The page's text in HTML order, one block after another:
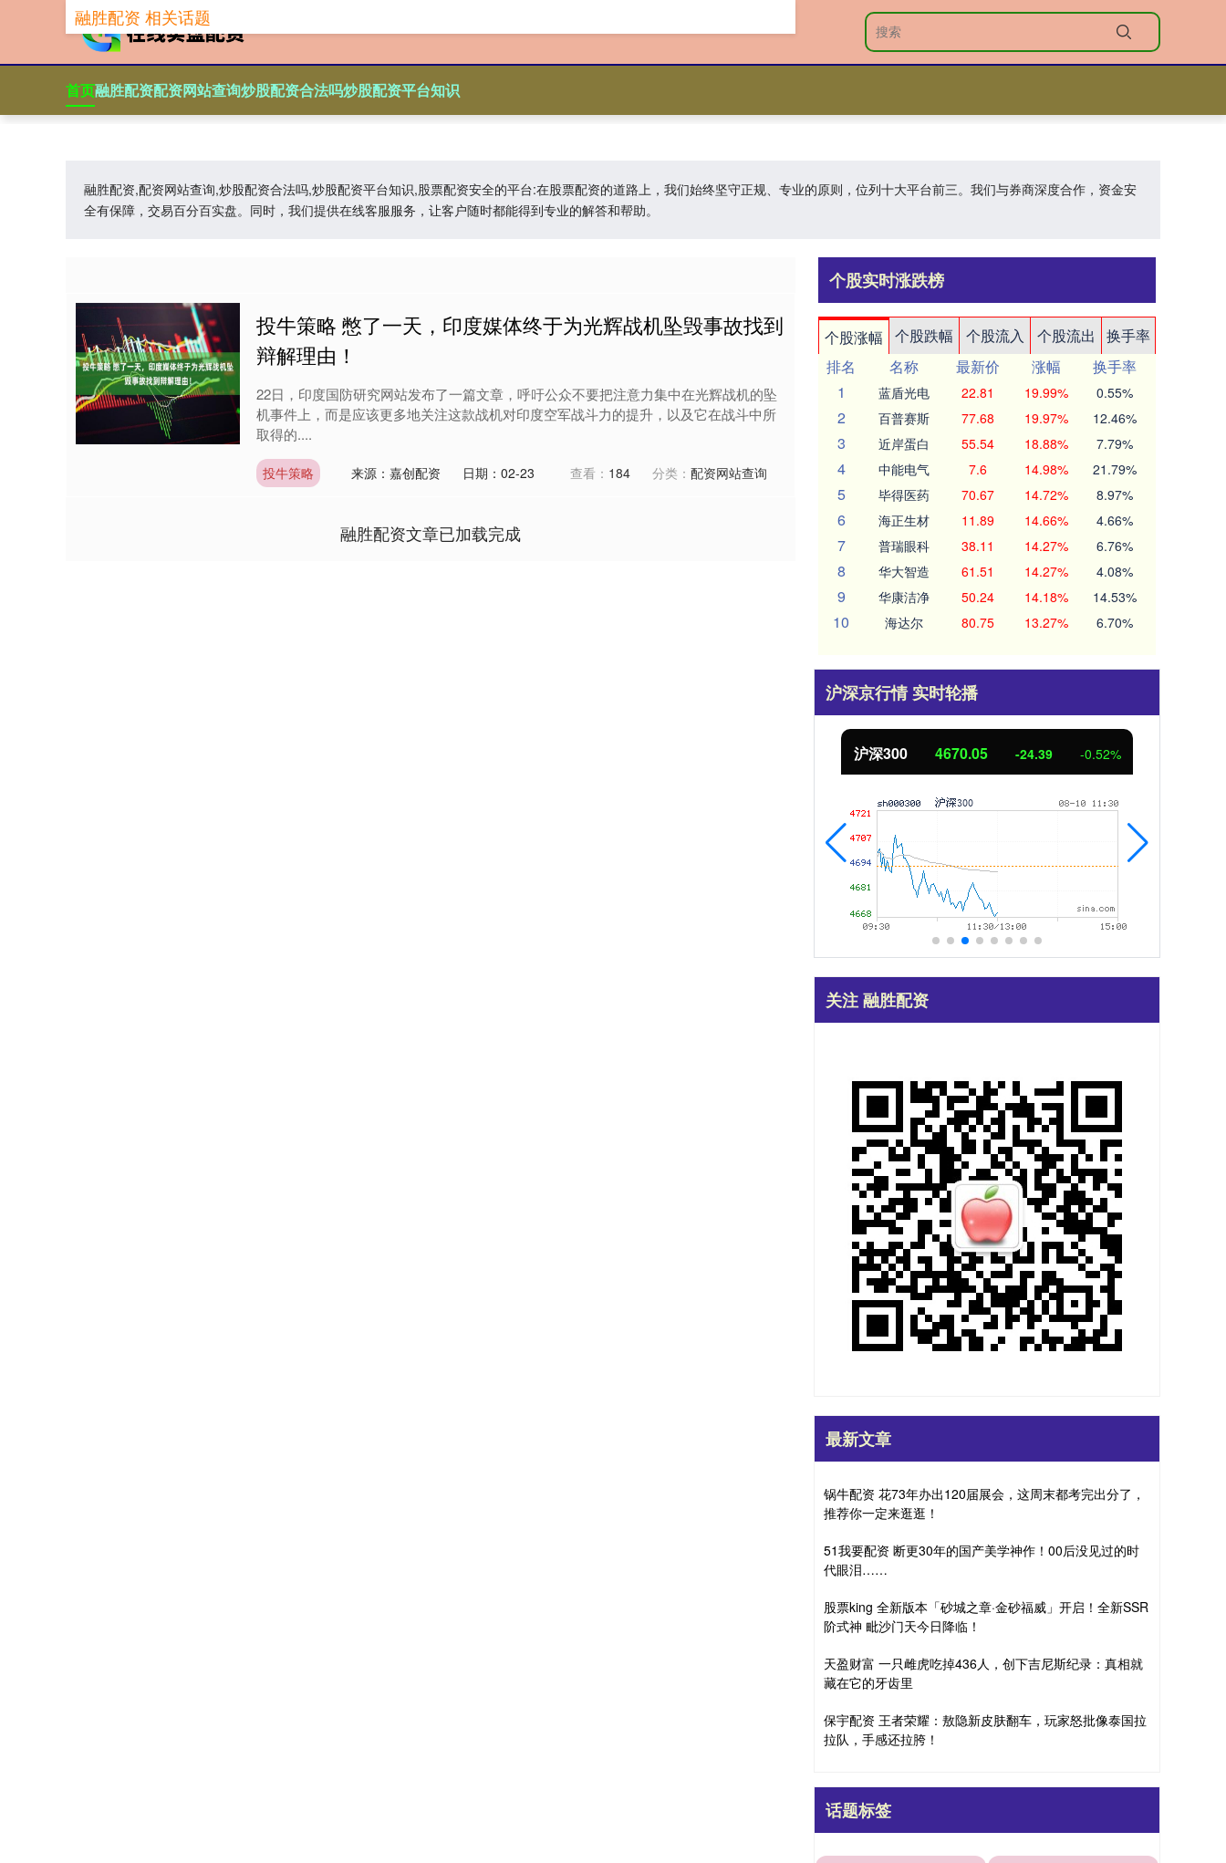
首页融胜配资配资网站查询炒股配资合法吗炒股配资平台知识
融胜配资,配资网站查询,炒股配资合法吗,炒股配资平台知识,股票配资安全的平台:在股票配资的道路上，我们始终坚守正规、专业的原则，位列十大平台前三。我们与券商深度合作，资金安
全有保障，交易百分百实盘。同时，我们提供在线客服服务，让客户随时都能得到专业的解答和帮助。
融胜配资 相关话题
投牛策略 憋了一天，印度媒体终于为光辉战机坠毁事故找到
辩解理由！
22日，印度国防研究网站发布了一篇文章，呼吁公众不要把注意力集中在光辉战机的坠
机事件上，而是应该更多地关注这款战机对印度空军战斗力的提升，以及它在战斗中所
取得的....
投牛策略 来源：嘉创配资 日期：02-23 查看： 184 分类： 配资网站查询
融胜配资文章已加载完成
个股实时涨跌榜
个股涨幅 个股跌幅 个股流入 个股流出
换手率
排名
名称 最新价 涨幅
换手率
1
蓝盾光电 22.81 19.99% 0.55%
2 百普赛斯 77.68 19.97% 12.46%
3 近岸蛋白 55.54 18.88% 7.79%
4 中能电气 7.6 14.98% 21.79%
5 毕得医药 70.67 14.72% 8.97%
6 海正生材 11.89 14.66% 4.66%
7 普瑞眼科 38.11 14.27% 6.76%
8 华大智造 61.51 14.27% 4.08%
9 华康洁净 50.24 14.18% 14.53%
10 海达尔 80.75 13.27% 6.70%
沪深京行情 实时轮播
沪深300 4670.05 -24.39 -0.52%
关注 融胜配资
最新文章
锅牛配资 花73年办出120届展会，这周末都考完出分了，
推荐你一定来逛逛！
51我要配资 断更30年的国产美学神作！00后没见过的时
代眼泪……
股票king 全新版本「砂城之章·金砂福威」开启！全新SSR
阶式神 毗沙门天今日降临！
天盈财富 一只雌虎吃掉436人，创下吉尼斯纪录：真相就
藏在它的牙齿里
保宇配资 王者荣耀：敖隐新皮肤翻车，玩家怒批像泰国拉
拉队，手感还拉胯！
话题标签